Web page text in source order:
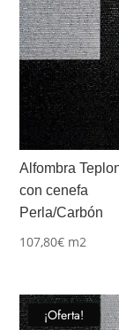
Alfombra
con cenefa
Perla/Carbón
107,80€ m2
¡Oferta!